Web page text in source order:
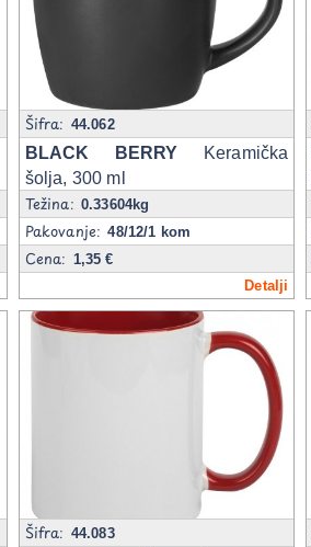
Šifra: 44.062
BLACK BERRY Keramička
šolja, 300 ml
Težina: 0.33604kg
Pakovanje:48/12/1 kom
Cena: 1,35 €
Detalji
Šifra: 44.083